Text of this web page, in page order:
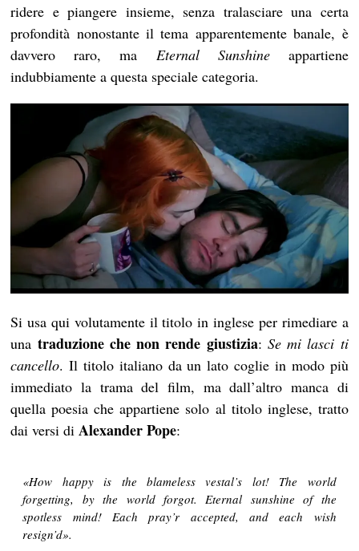
ridere e piangere insieme, senza tralasciare una certa
profondità nonostante il tema apparentemente banale, è
davvero raro, ma Eternal Sunshineappartiene
indubbiamente a questa speciale categoria.
Si usa qui volutamente il titolo in inglese per rimediare a
una traduzione che non rende giustizia: Se mi lasci ti
cancello. Il titolo italiano da un lato coglie in modo più
immediato la trama del film, ma dall’altro manca di
quella poesia che appartiene solo al titolo inglese, tratto
dai versi diAlexander Pope:
«How happy is the blameless vestal’s lot! The world
forgetting, by the world forgot.Eternal sunshine of the
spotless mind! Each pray’r accepted, and each wish
resign’d».